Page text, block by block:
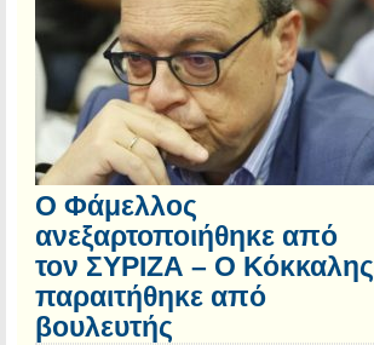
Ο Φάμελλος
ανεξαρτοποιήθηκε από
τον ΣΥΡΙΖΑ – Ο Κόκκαλης
παραιτήθηκε από
βουλευτής